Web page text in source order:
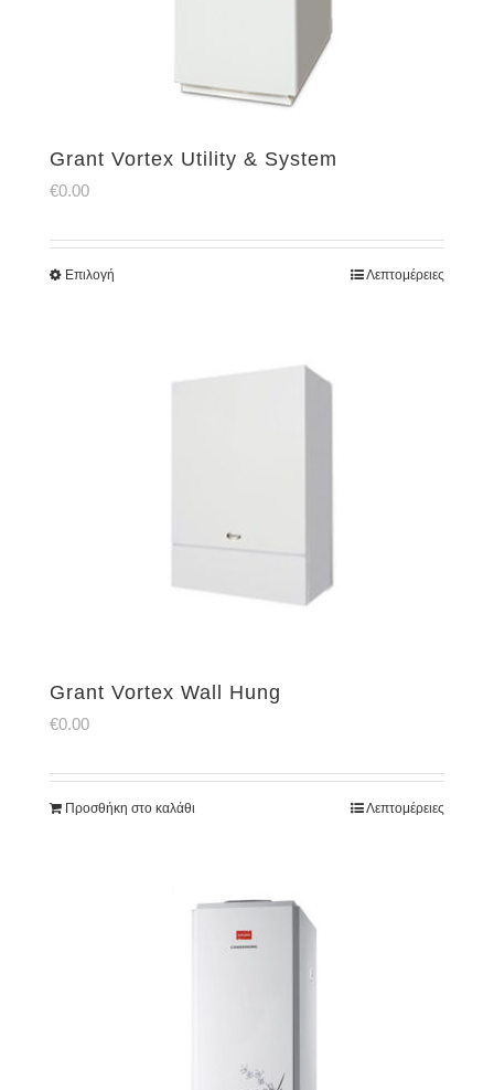
Grant Vortex Utility & System
€0.00
Επιλογή Λεπτομέρειες
Grant Vortex Wall Hung
€0.00
Προσθήκη στο καλάθι Λεπτομέρειες